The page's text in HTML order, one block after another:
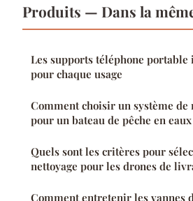
Produits — Dans la
Les supports téléphone portable
pour chaque usage
Comment choisir un système de
pour un bateau de pêche en eaux
Quels sont les critères pour
nettoyage pour les drones de
Comment entretenir les vannes